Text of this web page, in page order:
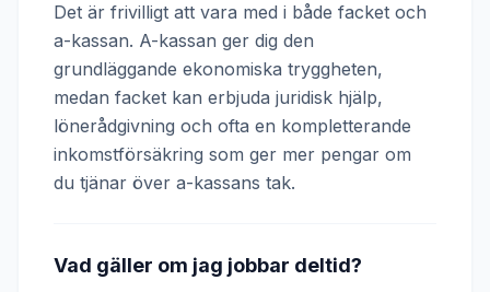
Det är frivilligt att vara med i både facket och
a-kassan. A-kassan ger dig den
grundläggande ekonomiska tryggheten,
medan facket kan erbjuda juridisk hjälp,
lönerådgivning och ofta en kompletterande
inkomstförsäkring som ger mer pengar om
du tjänar över a-kassans tak.
Vad gäller om jag jobbar deltid?